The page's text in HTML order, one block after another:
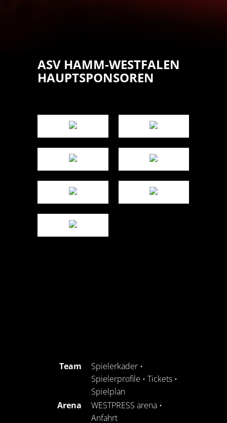
ASV HAMM-WESTFALEN
HAUPTSPONSOREN
Team Spielerkader •
Spielerprofile • Tickets •
Spielplan
Arena
WESTPRESS arena •
Anfahrt